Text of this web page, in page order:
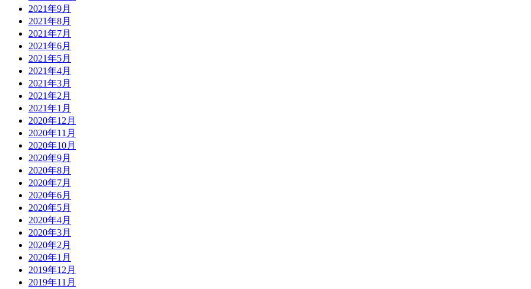
2021年9月
2021年8月
2021年7月
2021年6月
2021年5月
2021年4月
2021年3月
2021年2月
2021年1月
2020年12月
2020年11月
2020年10月
2020年9月
2020年8月
2020年7月
2020年6月
2020年5月
2020年4月
2020年3月
2020年2月
2020年1月
2019年12月
2019年11月